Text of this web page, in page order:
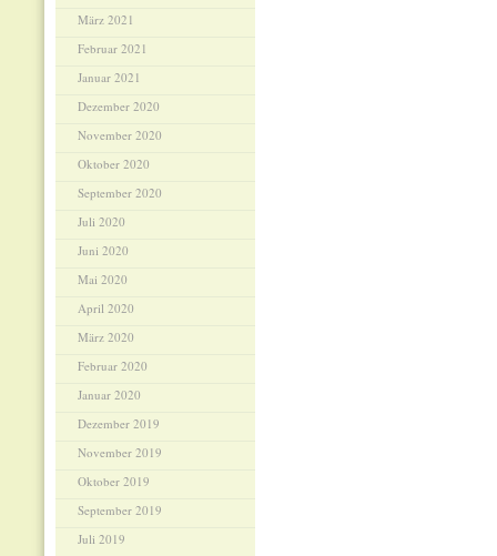
März 2021
Februar 2021
Januar 2021
Dezember 2020
November 2020
Oktober 2020
September 2020
Juli 2020
Juni 2020
Mai 2020
April 2020
März 2020
Februar 2020
Januar 2020
Dezember 2019
November 2019
Oktober 2019
September 2019
Juli 2019